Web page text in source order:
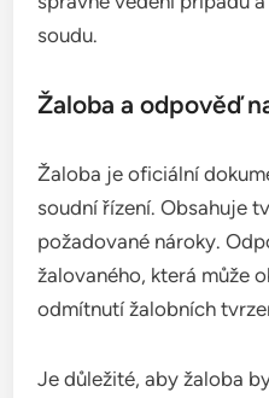
soudu.
Žaloba a odpověď
Žaloba je oficiální
soudní řízení. Obsahuje
požadované nároky.
žalovaného, která může
odmítnutí žalobních
Je důležité, aby žaloba